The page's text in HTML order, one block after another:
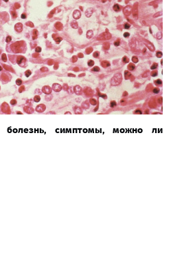
болезнь, симптомы, можно ли